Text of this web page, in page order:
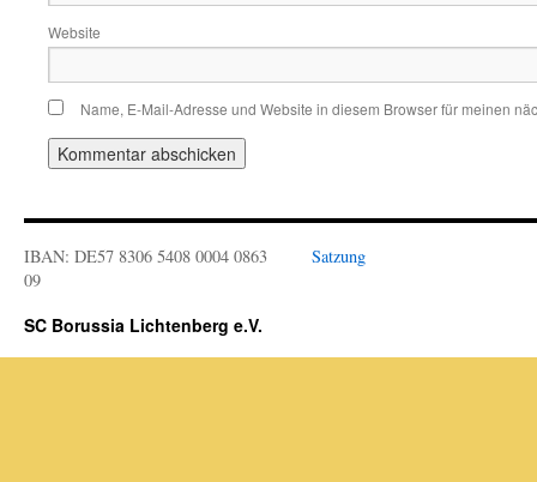
Website
Name, E-Mail-Adresse und Website in diesem Browser für meinen
IBAN: DE57 8306 5408 0004 0863
09
Satzung
SC Borussia Lichtenberg e.V.